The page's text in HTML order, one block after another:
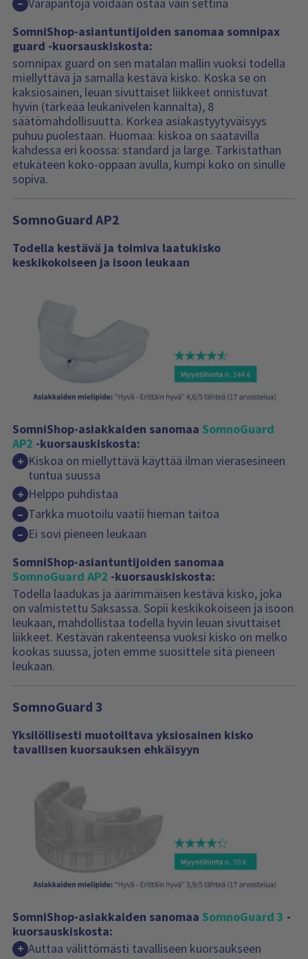
SomniShop-asiantuntijoiden sanomaa somnipax
guard -kuorsauskiskosta:
somnipax guard on sen matalan mallin vuoksi todella
miellyttävä ja samalla kestävä kisko. Koska se on
kaksiosainen, leuan sivuttaiset liikkeet onnistuvat
hyvin (tärkeää leukanivelen kannalta), 8
säätömahdollisuutta. Korkea asiakastyytyväisyys
puhuu puolestaan. Huomaa: kiskoa on saatavilla
kahdessa eri koossa: standard ja large. Tarkistathan
etukäteen koko-oppaan avulla, kumpi koko on sinulle
sopiva.
SomnoGuard AP2
Todella kestävä ja toimiva laatukisko
keskikokoiseen ja isoon leukaan
SomniShop-asiakkaiden sanomaa SomnoGuard
AP2 -kuorsauskiskosta:
+ Kiskoa on miellyttävä käyttää ilman vierasesineen
tuntua suussa
+ Helppo puhdistaa
– Tarkka muotoilu vaatii hieman taitoa
– Ei sovi pieneen leukaan
SomniShop-asiantuntijoiden sanomaa
SomnoGuard AP2 -kuorsauskiskosta:
Todella laadukas ja äärimmäisen kestävä kisko, joka
on valmistettu Saksassa. Sopii keskikokoiseen ja isoon
leukaan, mahdollistaa todella hyvin leuan sivuttaiset
liikkeet. Kestävän rakenteensa vuoksi kisko on melko
kookas suussa, joten emme suosittele sitä pieneen
leukaan.
SomnoGuard 3
Yksilöllisesti muotoiltava yksiosainen kisko
tavallisen kuorsauksen ehkäisyyn
SomniShop-asiakkaiden sanomaa SomnoGuard 3 -
kuorsauskiskosta:
+ Auttaa välittömästi tavalliseen kuorsaukseen